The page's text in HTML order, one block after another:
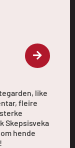
like
fleire
Skepsisveka
hende